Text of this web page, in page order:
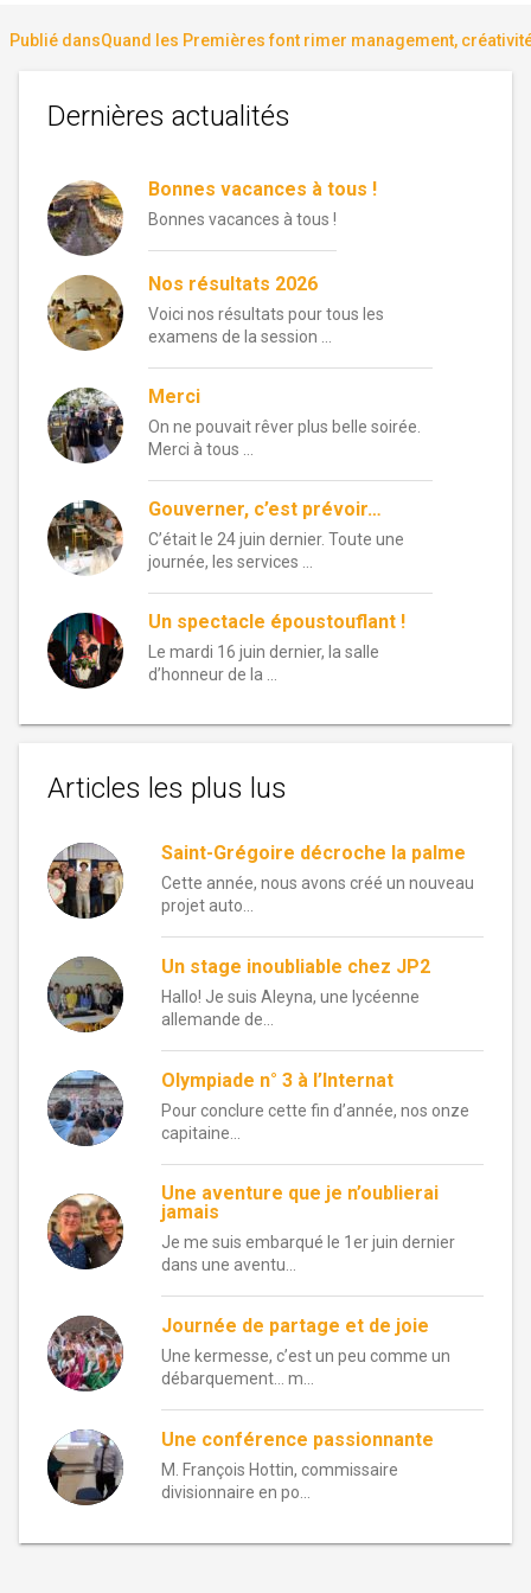
Navigation
de
l’article
Publié dansQuand les Premières font rimer management,
Dernières actualités
Bonnes vacances à tous !
Bonnes vacances à tous !
Nos résultats 2026
Voici nos résultats pour tous les
examens de la session …
Merci
On ne pouvait rêver plus belle soirée.
Merci à tous …
Gouverner, c’est prévoir…
C’était le 24 juin dernier. Toute une
journée, les services …
Un spectacle époustouflant !
Le mardi 16 juin dernier, la salle
d’honneur de la …
Articles les plus lus
Saint-Grégoire décroche la palme
Cette année, nous avons créé un nouveau
projet auto...
Un stage inoubliable chez JP2
Hallo! Je suis Aleyna, une lycéenne
allemande de...
Olympiade n° 3 à l’Internat
Pour conclure cette fin d’année, nos onze
capitaine...
Une aventure que je n’oublierai
jamais
Je me suis embarqué le 1er juin dernier
dans une aventu...
Journée de partage et de joie
Une kermesse, c’est un peu comme un
débarquement… m...
Une conférence passionnante
M. François Hottin, commissaire
divisionnaire en po...